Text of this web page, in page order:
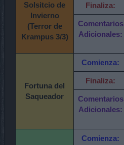
Solsitcio de
Invierno
(Terror de
Krampus 3/3)
Finaliza:
Comentarios
Adicionales:
Fortuna del
Saqueador
Comienza:
Finaliza:
Comentarios
Adicionales:
Comienza: